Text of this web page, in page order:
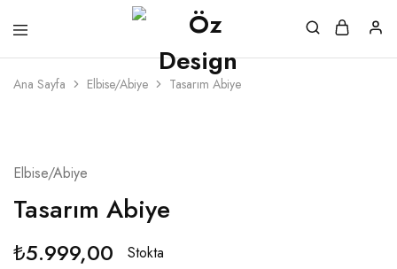
Ana Sayfa Elbise/Abiye Tasarım Abiye
Elbise/Abiye
Tasarım Abiye
₺5.999,00 Stokta